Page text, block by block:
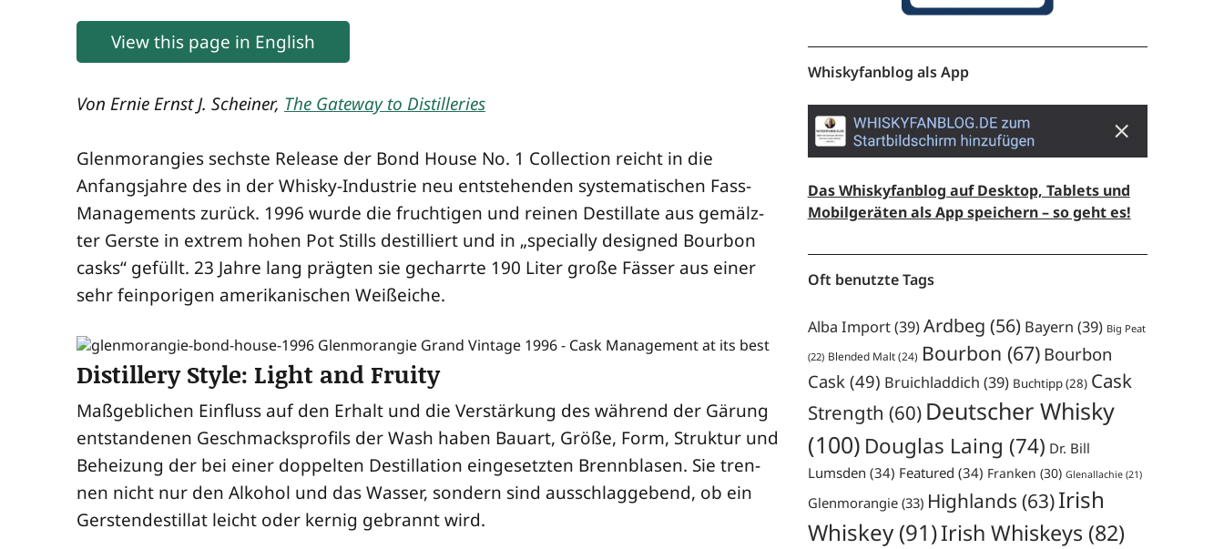
View this page in English
Von Ernie Ernst J. Schei­ner, The Gate­way to Distilleries
Glen­mo­ran­gies sechs­te Release der Bond House No. 1 Coll­ec­tion reicht in die
Anfangs­jah­re des in der Whis­ky-Indus­trie neu ent­ste­hen­den sys­te­ma­ti­schen Fass-
Manage­ments zurück. 1996 wur­de die fruch­ti­gen und rei­nen Destil­la­te aus gemälz­
ter Gers­te in extrem hohen Pot Stills destil­liert und in „spe­ci­al­ly desi­gned Bour­bon
casks“ gefüllt. 23 Jah­re lang präg­ten sie gecharr­te 190 Liter gro­ße Fäs­ser aus einer
sehr fein­po­ri­gen ame­ri­ka­ni­schen Weißeiche.
Distillery Style: Light and Fruity
Maß­geb­li­chen Ein­fluss auf den Erhalt und die Ver­stär­kung des wäh­rend der Gärung
ent­stan­de­nen Geschmacks­pro­fils der Wash haben Bau­art, Grö­ße, Form, Struk­tur und
Behei­zung der bei einer dop­pel­ten Destil­la­ti­on ein­ge­setz­ten Brenn­bla­sen. Sie tren­
nen nicht nur den Alko­hol und das Was­ser, son­dern sind aus­schlag­ge­bend, ob ein
Gers­ten­de­stil­lat leicht oder ker­nig gebrannt wird.
Whiskyfanblog als App
Das Whiskyfanblog auf Desktop, Tablets und
Mobilgeräten als App speichern – so geht es!
Oft benutzte Tags
Alba Import(39)Ardbeg (56) Bayern (39) Big Peat
(22) Blended Malt(24) Bourbon (67) Bourbon
Cask(49) Bruichladdich (39) Buchtipp(28) Cask
Strength (60) Deutscher Whisky
(100) Douglas Laing (74) Dr. Bill
Lumsden (34) Featured (34) Franken (30) Glenallachie(21)
Glenmorangie(33) Highlands (63)Irish
Whiskey(91)Irish Whiskeys (82)